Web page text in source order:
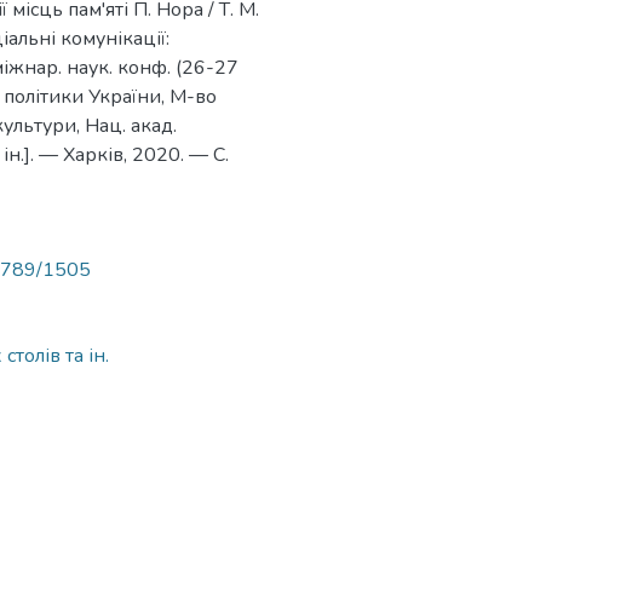
місць пам'яті П. Нора / Т. М.
комунікації:
міжнар. наук. конф. (26-27
України, М-во
Нац. акад.
— Харків, 2020. — C.
1505
та ін.